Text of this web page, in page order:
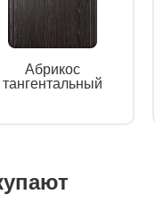
Абрикос
тангентальный